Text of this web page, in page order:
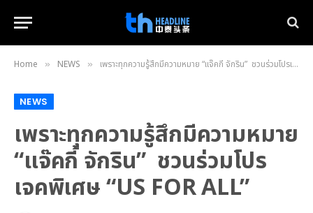
Home » NEWS » เพราะทุกความรู้สึกมีความหมาย “แจ๊คกี้ จักริน” ชวนร่วมโปรเจคพิเศษ “US FOR ALL”
NEWS
เพราะทุกความรู้สึกมีความหมาย
“แจ๊คกี้ จักริน” ชวนร่วมโปร
เจคพิเศษ “US FOR ALL”